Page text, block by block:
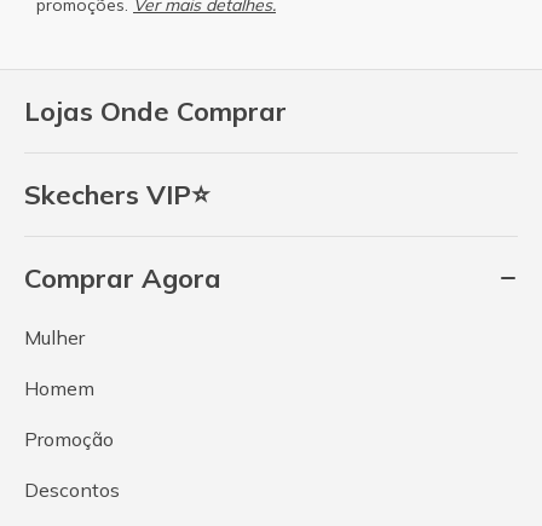
Lojas Onde Comprar
Skechers VIP⭐
Comprar Agora
Mulher
Homem
Promoção
Descontos
promoções. Ver mais detalhes.